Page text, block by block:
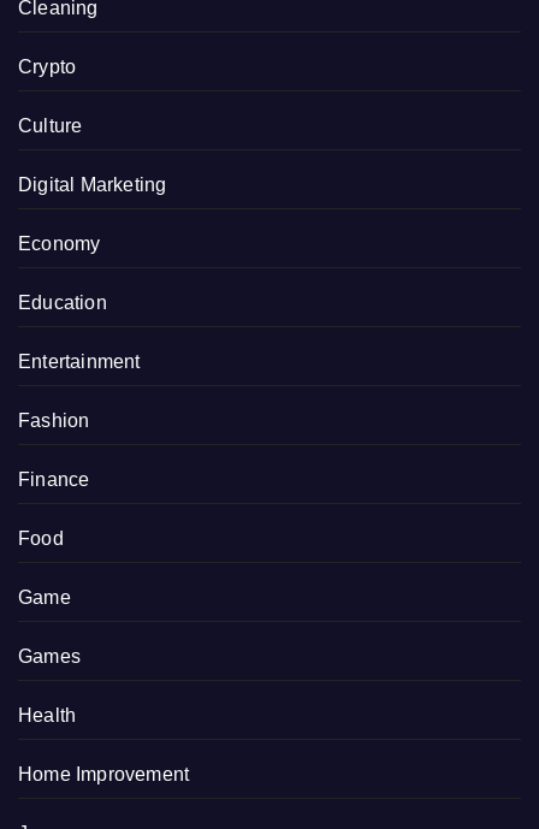
Cleaning
Crypto
Culture
Digital Marketing
Economy
Education
Entertainment
Fashion
Finance
Food
Game
Games
Health
Home Improvement